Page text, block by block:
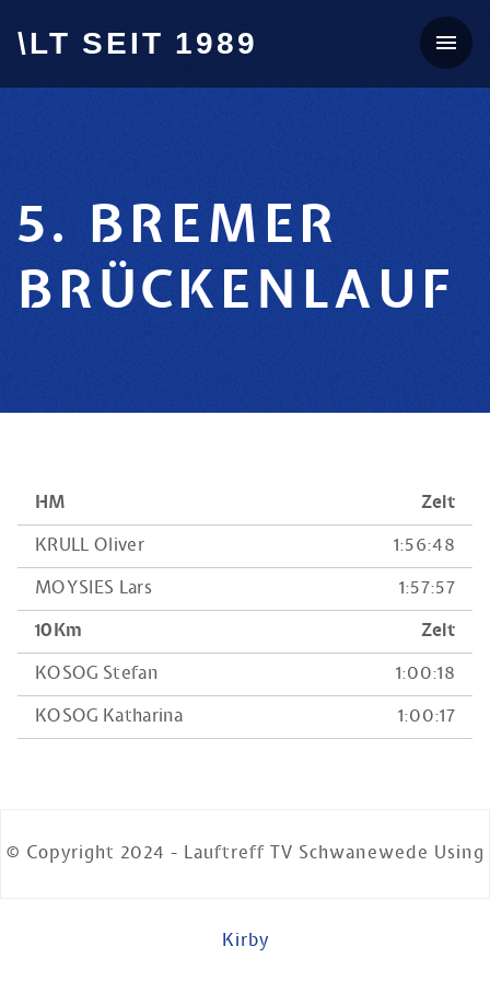
\LT SEIT 1989
5. BREMER
BRÜCKENLAUF
HM Zeit
KRULL Oliver 1:56:48
MOYSIES Lars 1:57:57
10Km Zeit
KOSOG Stefan 1:00:18
KOSOG Katharina 1:00:17
© Copyright 2024 - Lauftreff TV Schwanewede Using
Kirby